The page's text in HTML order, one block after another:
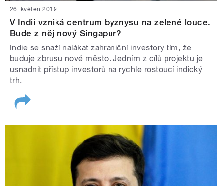
26. květen 2019
V Indii vzniká centrum byznysu na zelené louce.
Bude z něj nový Singapur?
Indie se snaží nalákat zahraniční investory tím, že
buduje zbrusu nové město. Jedním z cílů projektu je
usnadnit přístup investorů na rychle rostoucí indický
trh.